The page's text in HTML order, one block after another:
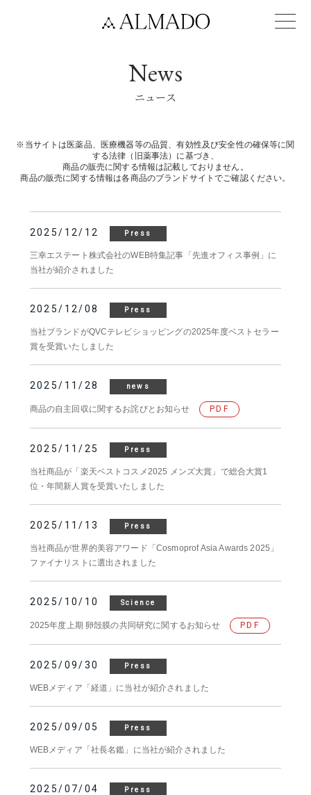
News
ニュース
※当サイトは医薬品、医療機器等の品質、有効性及び安全性の確保等に関
する法律（旧薬事法）に基づき、
商品の販売に関する情報は記載しておりません。
商品の販売に関する情報は各商品のブランドサイトでご確認ください。
2025/12/12 Press
三幸エステート株式会社のWEB特集記事「先進オフィス事例」に
当社が紹介されました
2025/12/08 Press
当社ブランドがQVCテレビショッピングの2025年度ベストセラー
賞を受賞いたしました
2025/11/28 news
商品の自主回収に関するお詫びとお知らせ PDF
2025/11/25 Press
当社商品が「楽天ベストコスメ2025 メンズ大賞」で総合大賞1
位・年間新人賞を受賞いたしました
2025/11/13 Press
当社商品が世界的美容アワード「Cosmoprof Asia Awards 2025」
ファイナリストに選出されました
2025/10/10 Science
2025年度上期 卵殻膜の共同研究に関するお知らせ PDF
2025/09/30 Press
WEBメディア「経道」に当社が紹介されました
2025/09/05 Press
WEBメディア「社長名鑑」に当社が紹介されました
2025/07/04 Press